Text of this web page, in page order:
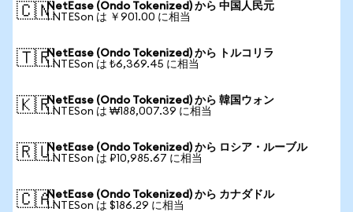
🇨🇳NetEase (Ondo Tokenized) から 中国人民元
1 NTESon は ￥901.00 に相当
🇹🇷NetEase (Ondo Tokenized) から トルコリラ
1 NTESon は ₺6,369.45 に相当
🇰🇷NetEase (Ondo Tokenized) から 韓国ウォン
1 NTESon は ₩188,007.39 に相当
🇷🇺NetEase (Ondo Tokenized) から ロシア・ルーブル
1 NTESon は ₽10,985.67 に相当
🇨🇦NetEase (Ondo Tokenized) から カナダドル
1 NTESon は $186.29 に相当